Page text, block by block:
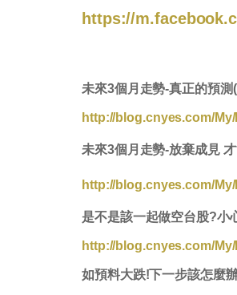
https://
未來3個月走勢-真正的預測
http://blog.cnyes.com/
未來3個月走勢-放棄成見
http://blog.cnyes.com/
是不是該一起做空台股?小
http://blog.cnyes.com/
如預料大跌!下一步該怎麼